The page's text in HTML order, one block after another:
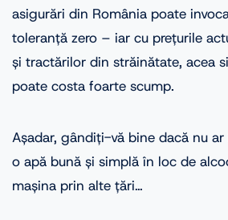
asigurări din România poate
toleranță zero – iar cu prețurile
și tractărilor din străinătate, acea
poate costa foarte scump.
Așadar, gândiți-vă bine dacă nu
o apă bună și simplă în loc de
mașina prin alte țări…